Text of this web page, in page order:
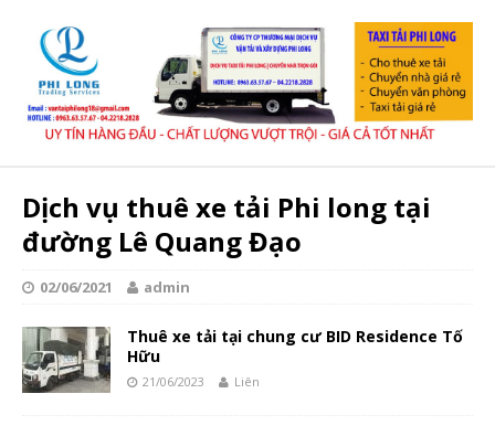
Dịch vụ thuê xe tải Phi long tại
đường Lê Quang Đạo
02/06/2021 admin
Thuê xe tải tại chung cư BID Residence Tố
Hữu
21/06/2023 Liên